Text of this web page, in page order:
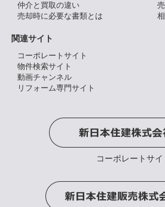
仲介と買取の違い
売却時に必要な書類とは
関連サイト
コーポレートサイト
物件検索サイト
動画チャンネル
リフォーム専門サイト
コーポレートサイ